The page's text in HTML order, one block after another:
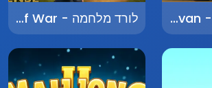
העף את הקרוון - Launch the Caravan לורד מלחמה - Lord of War